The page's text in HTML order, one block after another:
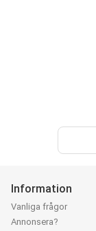
Information
Vanliga frågor
Annonsera?